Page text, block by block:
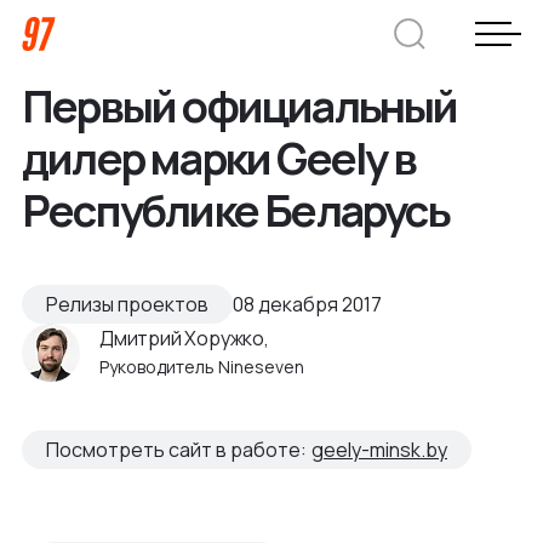
Дмитрий Хоружко
CEO Nineseven
Кейсы
О нас
Первый официальный
дилер марки Geely в
Республике Беларусь
Релизы проектов
08 декабря 2017
Дмитрий Хоружко,
Руководитель Nineseven
Посмотреть сайт в работе: geely-minsk.by